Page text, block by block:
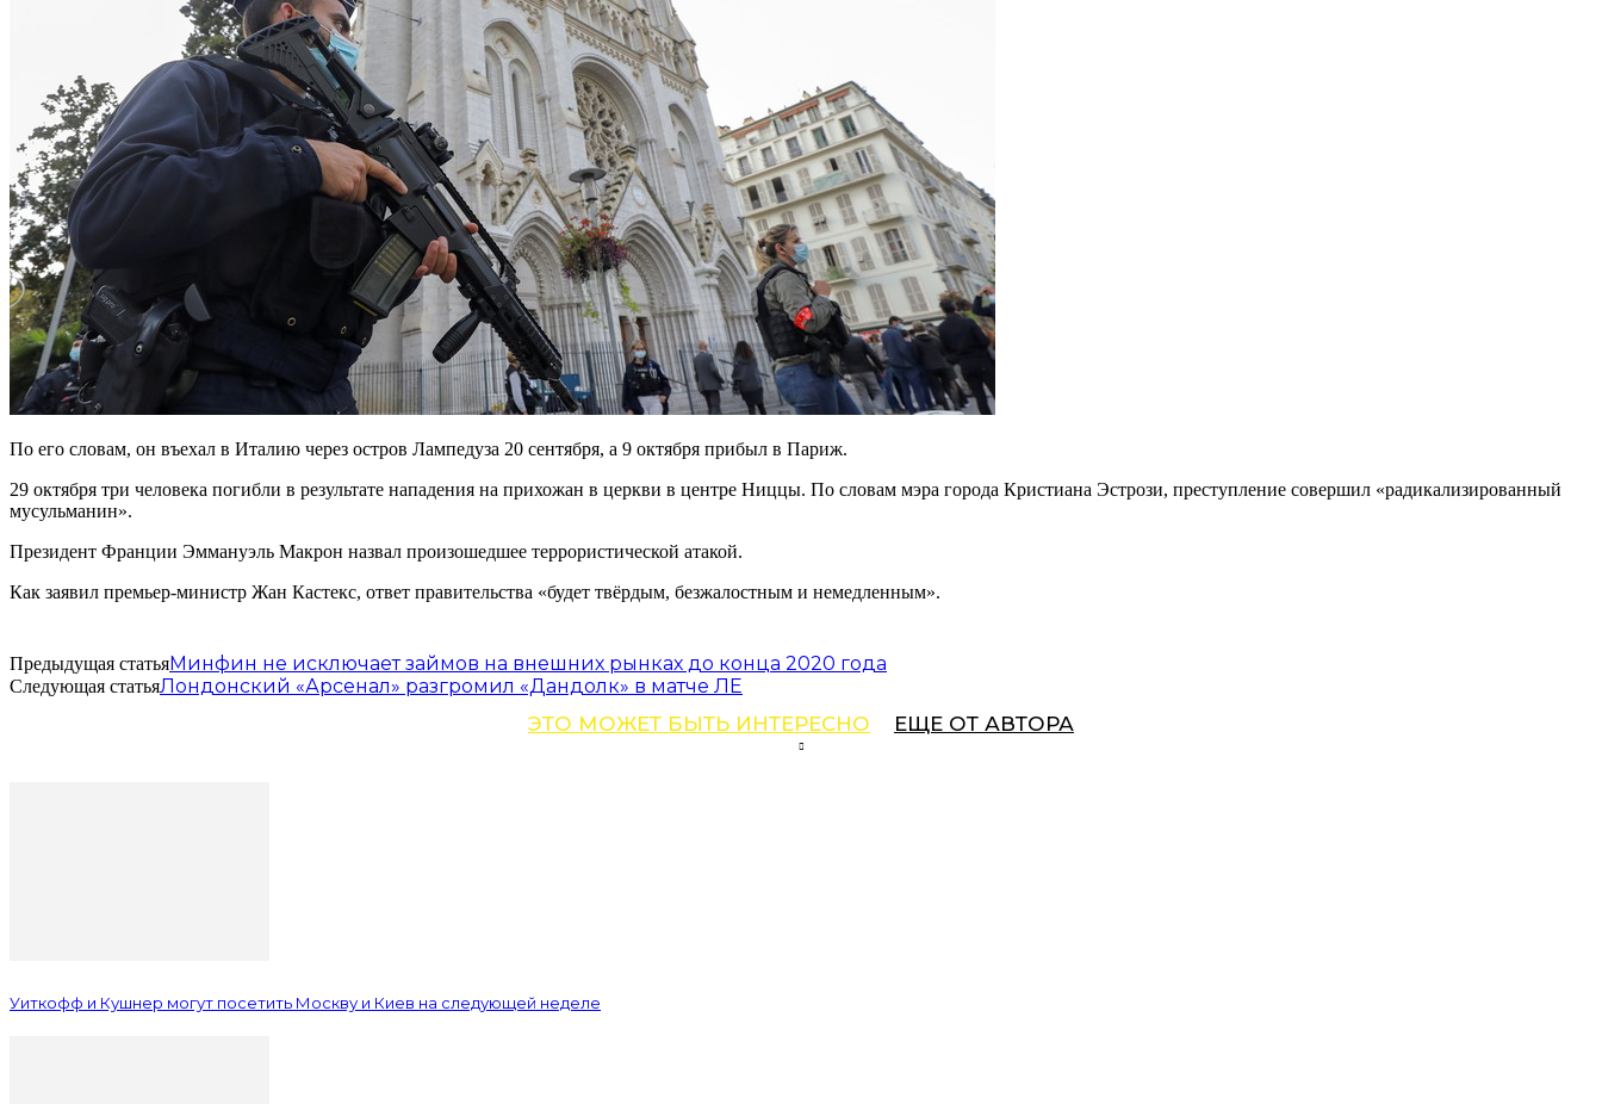
По его словам, он въехал в Италию через остров Лампедуза 20 сентября, а 9 октября прибыл в Париж.
29 октября три человека погибли в результате нападения на прихожан в церкви в центре Ниццы. По словам мэра города Кристиана Эстрози, преступление совершил «радикализированный
мусульманин».
Президент Франции Эммануэль Макрон назвал произошедшее террористической атакой.
Как заявил премьер-министр Жан Кастекс, ответ правительства «будет твёрдым, безжалостным и немедленным».
Предыдущая статьяМинфин не исключает займов на внешних рынках до конца 2020 года
Следующая статьяЛондонский «Арсенал» разгромил «Дандолк» в матче ЛЕ
ЭТО МОЖЕТ БЫТЬ ИНТЕРЕСНО ЕЩЕ ОТ АВТОРА
Уиткофф и Кушнер могут посетить Москву и Киев на следующей неделе